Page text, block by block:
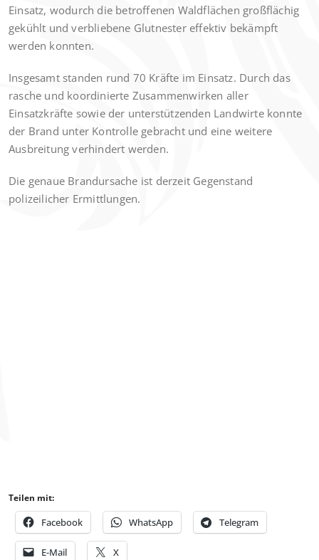
Einsatz, wodurch die betroffenen Waldflächen großflächig
gekühlt und verbliebene Glutnester effektiv bekämpft
werden konnten.
Insgesamt standen rund 70 Kräfte im Einsatz. Durch das
rasche und koordinierte Zusammenwirken aller
Einsatzkräfte sowie der unterstützenden Landwirte konnte
der Brand unter Kontrolle gebracht und eine weitere
Ausbreitung verhindert werden.
Die genaue Brandursache ist derzeit Gegenstand
polizeilicher Ermittlungen.
Teilen mit:
Facebook WhatsApp Telegram
E-Mail X